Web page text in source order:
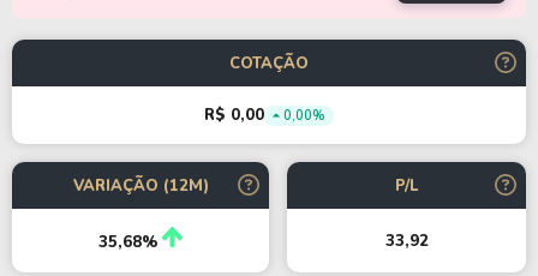
COTAÇÃO
R$ 0,00 0,00%
VARIAÇÃO (12M)
35,68%
P/L
33,92